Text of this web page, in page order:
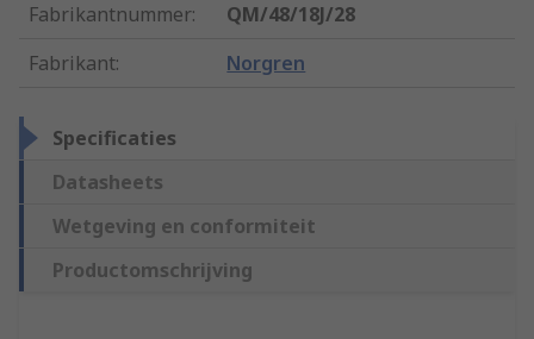
Fabrikantnummer:
QM/48/18J/28
Fabrikant: Norgren
Specificaties
Datasheets
Wetgeving en conformiteit
Productomschrijving